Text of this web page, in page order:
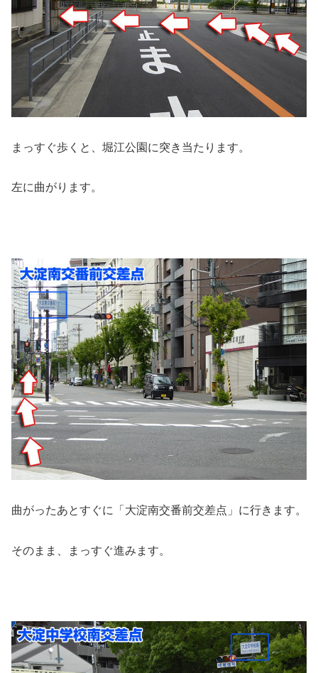
まっすぐ歩くと、堀江公園に突き当たります。
左に曲がります。
曲がったあとすぐに「大淀南交番前交差点」に行きます。
そのまま、まっすぐ進みます。